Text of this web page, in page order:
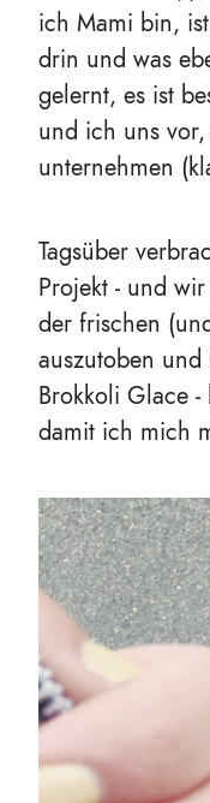
ich Mami bin,
drin und was
gelernt, es ist
und ich uns
unternehmen
Tagsüber
Projekt - und
der frischen
auszutoben
Brokkoli Glace
damit ich mich